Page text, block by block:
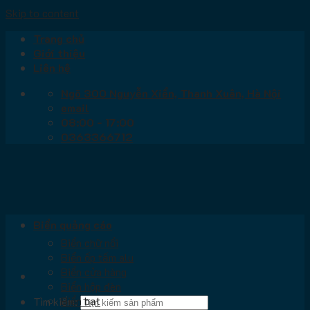
Skip to content
Trang chủ
Giới thiệu
Liên hệ
Ngõ 300 Nguyễn Xiển, Thanh Xuân, Hà Nội
email
08:00 - 17:00
0363366712
Tìm kiếm:
Biển quảng cáo
Biển chữ nổi
Biển ốp tấm alu
Biển cửa hàng
Biển hộp đèn
Biển bạt